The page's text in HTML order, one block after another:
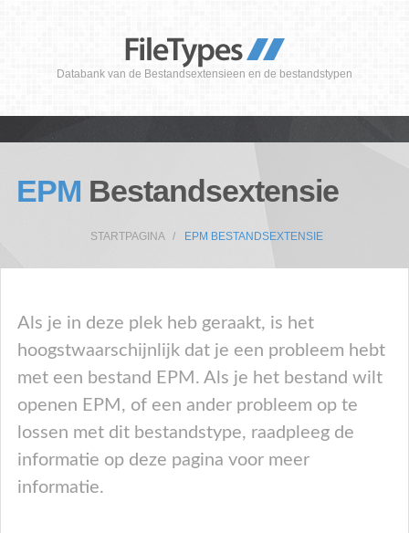
Databank van de Bestandsextensieen en de bestandstypen
EPM Bestandsextensie
STARTPAGINA EPM BESTANDSEXTENSIE
Als je in deze plek heb geraakt, is het
hoogstwaarschijnlijk dat je een probleem hebt
met een bestand EPM. Als je het bestand wilt
openen EPM, of een ander probleem op te
lossen met dit bestandstype, raadpleeg de
informatie op deze pagina voor meer
informatie.